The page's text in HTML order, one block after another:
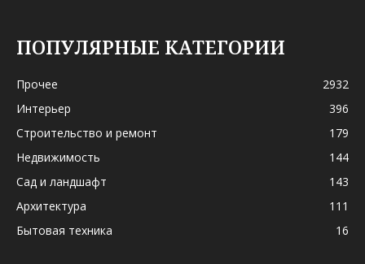
ПОПУЛЯРНЫЕ КАТЕГОРИИ
Прочее
2932
Интерьер
396
Строительство и ремонт
179
Недвижимость
144
Сад и ландшафт
143
Архитектура
111
Бытовая техника
16